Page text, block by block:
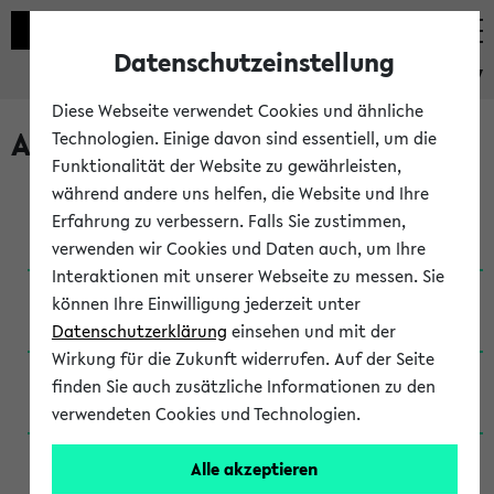
eKVV
Archivierte Studiengänge
Anglistik: British and American Studies / B.A.
(Einschreibung bis WiSe 16/17)
Anglistik: British and American Studies / B.A.
(Einschreibung bis SoSe 2015)
Anglistik: British and American Studies / B.A.
(Einschreibung bis SoSe 2013)
Anglistik: British and American Studies / Ba
(Einschreibung bis SoSe 2011)
Datenschutzeinstellung
Diese Webseite verwendet Cookies und ähnliche
Technologien. Einige davon sind essentiell, um die
Funktionalität der Website zu gewährleisten,
während andere uns helfen, die Website und Ihre
Erfahrung zu verbessern. Falls Sie zustimmen,
verwenden wir Cookies und Daten auch, um Ihre
Interaktionen mit unserer Webseite zu messen. Sie
können Ihre Einwilligung jederzeit unter
Datenschutzerklärung einsehen und mit der
Wirkung für die Zukunft widerrufen. Auf der Seite
finden Sie auch zusätzliche Informationen zu den
verwendeten Cookies und Technologien.
Alle akzeptieren